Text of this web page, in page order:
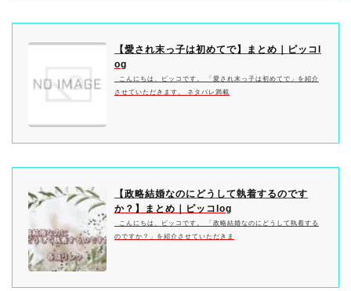
【愛され末っ子は初めてで】まとめ｜ピッコl
og
こんにちは、ピッコです。 「愛され末っ子は初めてで」を紹介
させていただきます。 ネタバレ満載
【政略結婚なのにどうして執着するのです
か？】まとめ｜ピッコlog
こんにちは、ピッコです。 「政略結婚なのにどうして執着する
のですか？」を紹介させていただきま